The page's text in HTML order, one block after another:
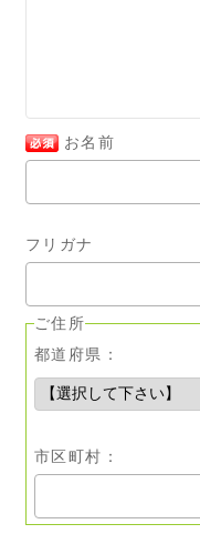
お名前
フリガナ
ご住所
都道府県：
市区町村：